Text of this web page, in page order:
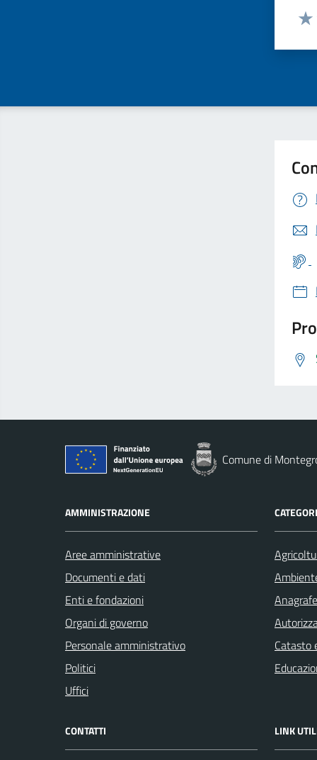
Comune di
AMMINISTRAZIONE
Aree amministrative
Documenti e dati
Enti e fondazioni
Organi di governo
Personale amministrativo
Politici
Uffici
Catasto
CONTATTI LINK